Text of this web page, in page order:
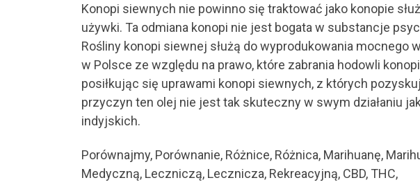
Konopi siewnych nie powinno się traktować jako konopie
używki. Ta odmiana konopi nie jest bogata w substancje
Rośliny konopi siewnej służą do wyprodukowania mocnego
w Polsce ze względu na prawo, które zabrania hodowli
posiłkując się uprawami konopi siewnych, z których
przyczyn ten olej nie jest tak skuteczny w swym działaniu
indyjskich.
Porównajmy, Porównanie, Różnice, Różnica, Marihuanę,
Medyczną, Leczniczą, Lecznicza, Rekreacyjną, CBD, THC,